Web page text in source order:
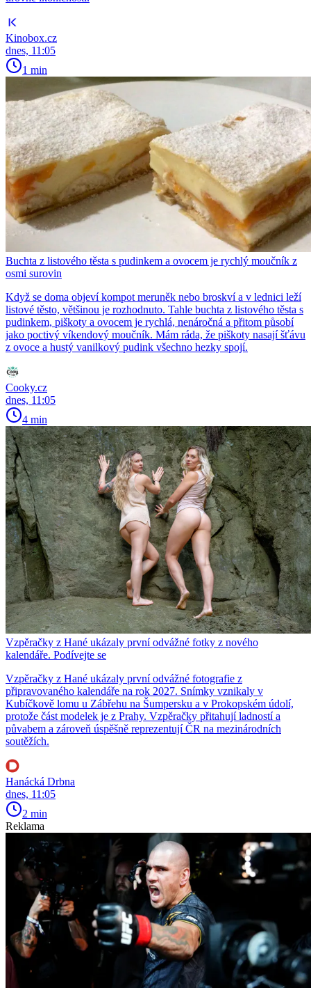
Kinobox.cz
dnes, 11:05
1 min
Buchta z listového těsta s pudinkem a ovocem je rychlý moučník z
osmi surovin
Když se doma objeví kompot meruněk nebo broskví a v lednici leží
listové těsto, většinou je rozhodnuto. Tahle buchta z listového těsta s
pudinkem, piškoty a ovocem je rychlá, nenáročná a přitom působí
jako poctivý víkendový moučník. Mám ráda, že piškoty nasají šťávu
z ovoce a hustý vanilkový pudink všechno hezky spojí.
Cooky.cz
dnes, 11:05
4 min
Vzpěračky z Hané ukázaly první odvážné fotky z nového
kalendáře. Podívejte se
Vzpěračky z Hané ukázaly první odvážné fotografie z
připravovaného kalendáře na rok 2027. Snímky vznikaly v
Kubíčkově lomu u Zábřehu na Šumpersku a v Prokopském údolí,
protože část modelek je z Prahy. Vzpěračky přitahují ladností a
půvabem a zároveň úspěšně reprezentují ČR na mezinárodních
soutěžích.
Hanácká Drbna
dnes, 11:05
2 min
Reklama